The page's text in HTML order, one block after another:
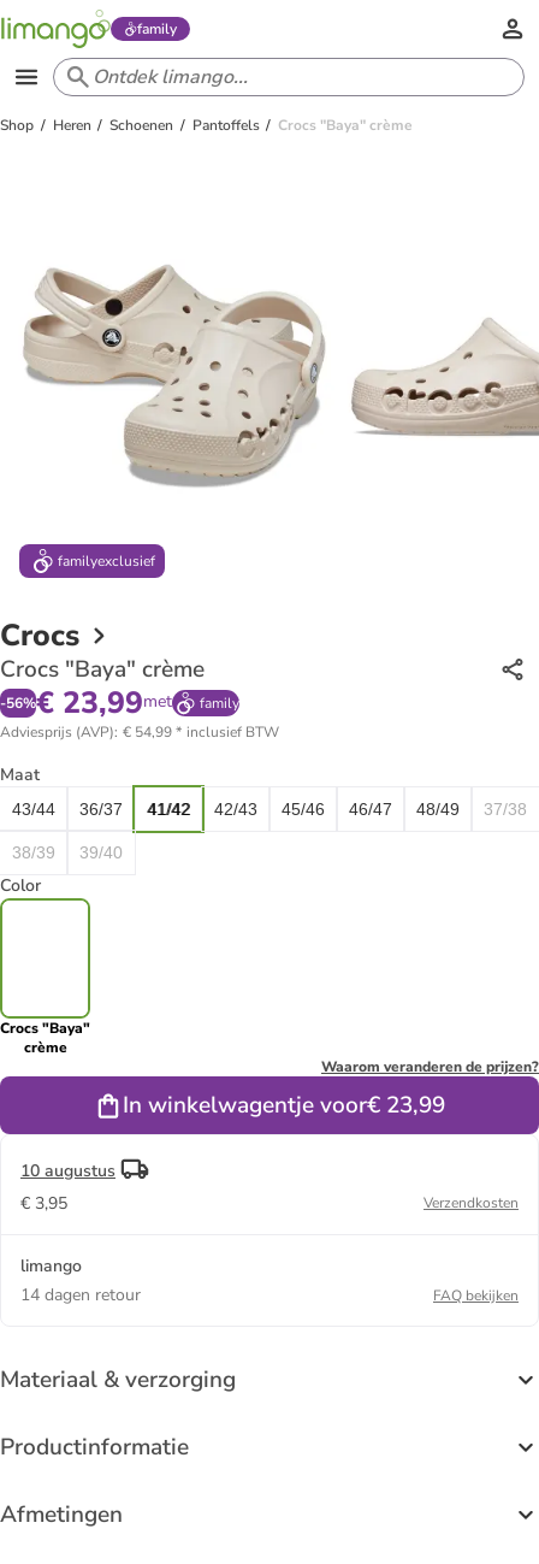
family
Shop Heren Schoenen Pantoffels Crocs "Baya" crème
familyexclusief
Crocs
Crocs "Baya" crème
-56%€ 23,99met
family
Adviesprijs (AVP): € 54,99* inclusief BTW
Maat
43/44 36/37 41/42 42/43 45/46 46/47 48/49 37/38
38/39 39/40
Color
Crocs "Baya"
crème
Waarom veranderen de prijzen?
In winkelwagentje voor€ 23,99
10 augustus
€ 3,95
Verzendkosten
limango
14 dagen retour
FAQ bekijken
Materiaal & verzorging
Productinformatie
Afmetingen